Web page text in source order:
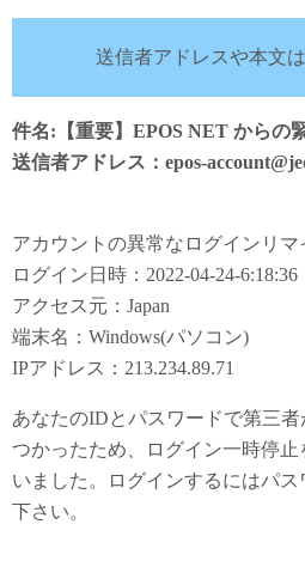
送信者アドレスや本文
件名:【重要】EPOS NET からの
送信者アドレス：epos-
アカウントの異常なログインリマ
ログイン日時：2022-04-24-6:18:36
アクセス元：Japan
端末名：Windows(パソコン)
IPアドレス：213.234.89.71
あなたのIDとパスワードで第三
つかったため、ログイン一時停止
いました。ログインするにはパ
下さい。